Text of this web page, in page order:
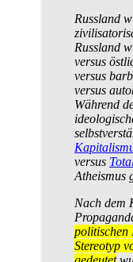
Russland
Russland
versus
versus
versus
Während
versus
Atheismus
Nach dem
politischen
Stereotyp